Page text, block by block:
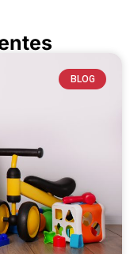
BLOG